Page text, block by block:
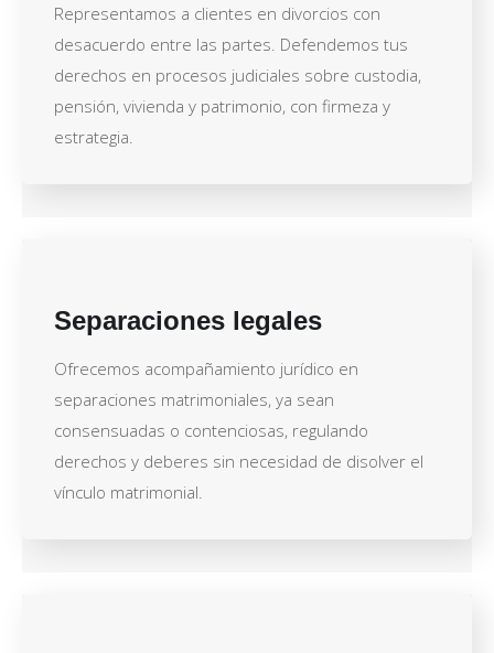
Representamos a clientes en divorcios con
desacuerdo entre las partes. Defendemos tus
derechos en procesos judiciales sobre custodia,
pensión, vivienda y patrimonio, con firmeza y
estrategia.
Separaciones legales
Ofrecemos acompañamiento jurídico en
separaciones matrimoniales, ya sean
consensuadas o contenciosas, regulando
derechos y deberes sin necesidad de disolver el
vínculo matrimonial.